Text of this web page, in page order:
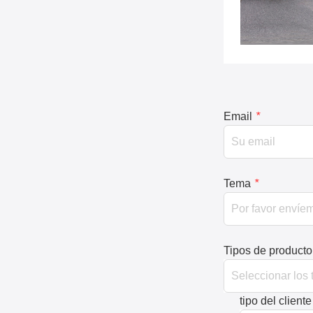
Email *
Tema *
Tipos de producto
tipo del cliente